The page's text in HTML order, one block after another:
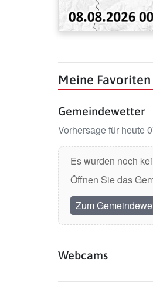
Meine Favoriten
Gemeindewetter
Vorhersage für heute
Es wurden noch
Öffnen Sie das
Zum
Webcams